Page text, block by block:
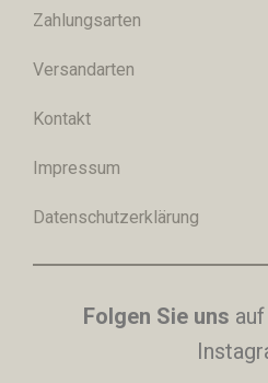
Zahlungsarten
Versandarten
Kontakt
Impressum
Datenschutzerklärung
Folgen Sie uns